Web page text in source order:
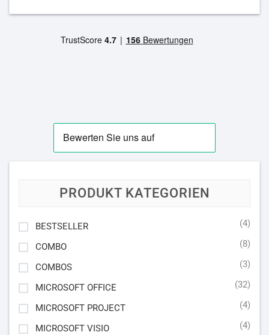
PRODUKT KATEGORIEN
BESTSELLER (4)
COMBO (8)
COMBOS (3)
MICROSOFT OFFICE (32)
MICROSOFT PROJECT (4)
MICROSOFT VISIO (4)